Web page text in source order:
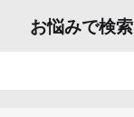
お悩みで検索